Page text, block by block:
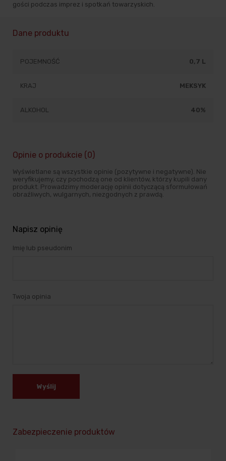
gości podczas imprez i spotkań towarzyskich.
Dane produktu
POJEMNOŚĆ 0,7 L
KRAJ MEKSYK
ALKOHOL 40%
Opinie o produkcie (0)
Wyświetlane są wszystkie opinie (pozytywne i negatywne). Nie
weryfikujemy, czy pochodzą one od klientów, którzy kupili dany
produkt. Prowadzimy moderację opinii dotyczącą sformułowań
obraźliwych, wulgarnych, niezgodnych z prawdą.
Napisz opinię
Imię lub pseudonim
Twoja opinia
Wyślij
Zabezpieczenie produktów